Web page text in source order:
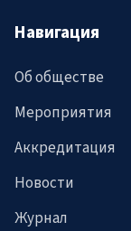
Навигация
Об обществе
Мероприятия
Аккредитация
Новости
Журнал